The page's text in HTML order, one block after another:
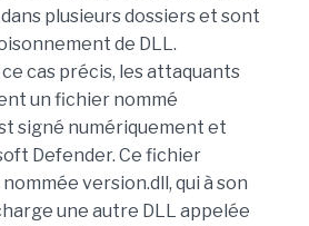
plusieurs dossiers et sont
de DLL.
cas précis, les attaquants
un fichier nommé
signé numériquement et
Defender. Ce fichier
version.dll, qui à son
une autre DLL appelée